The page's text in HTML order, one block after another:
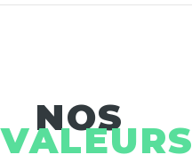
NOS
VALEURS